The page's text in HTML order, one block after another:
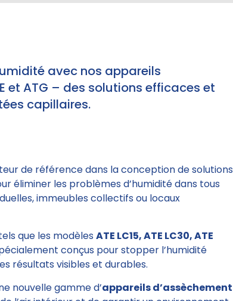
avec nos appareils
et ATG – des solutions efficaces et
capillaires.
de référence dans la conception de solutions
éliminer les problèmes d’humidité dans tous
immeubles collectifs ou locaux
que les modèles ATE LC15, ATE LC30, ATE
conçus pour stopper l’humidité
résultats visibles et durables.
nouvelle gamme d’appareils d’assèchement